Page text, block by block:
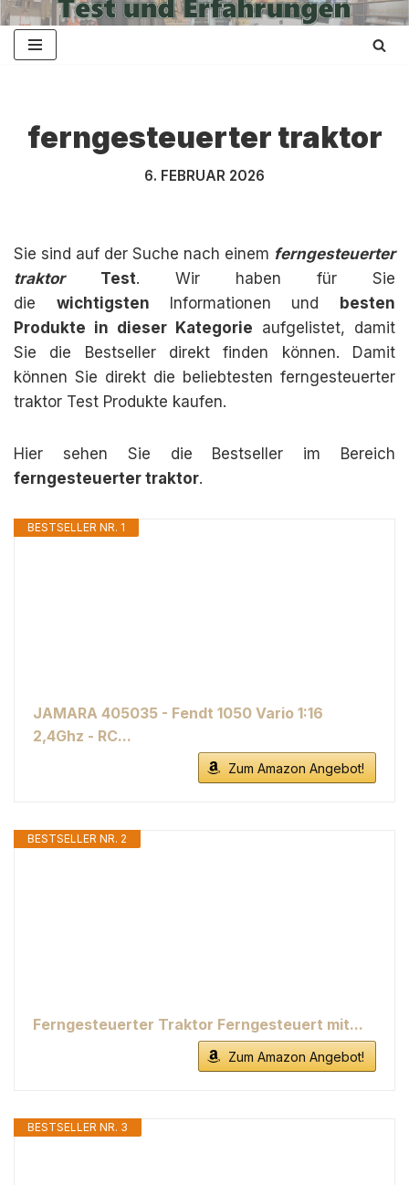
Zum
ferngesteuerter traktor
6. FEBRUAR 2026
Sie sind auf der Suche nach einem ferngesteuerter
traktor
Test. Wir haben für Sie
die wichtigsten Informationen und
besten
Produkte in dieser Kategorie aufgelistet, damit
Sie die Bestseller direkt finden können. Damit
können Sie direkt die beliebtesten ferngesteuerter
traktor Test Produkte kaufen.
Hier sehen Sie die Bestseller im Bereich
ferngesteuerter traktor.
BESTSELLER NR. 1
JAMARA 405035 - Fendt 1050 Vario 1:16
2,4Ghz - RC...
Zum Amazon Angebot!
BESTSELLER NR. 2
Ferngesteuerter Traktor Ferngesteuert mit...
Zum Amazon Angebot!
BESTSELLER NR. 3